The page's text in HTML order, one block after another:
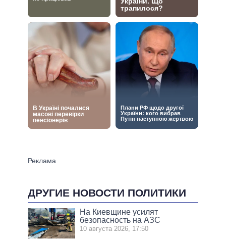
ДРУГИЕ НОВОСТИ ПОЛИТИКИ
На Киевщине усилят
безопасность на АЗС
10 августа 2026, 17:50